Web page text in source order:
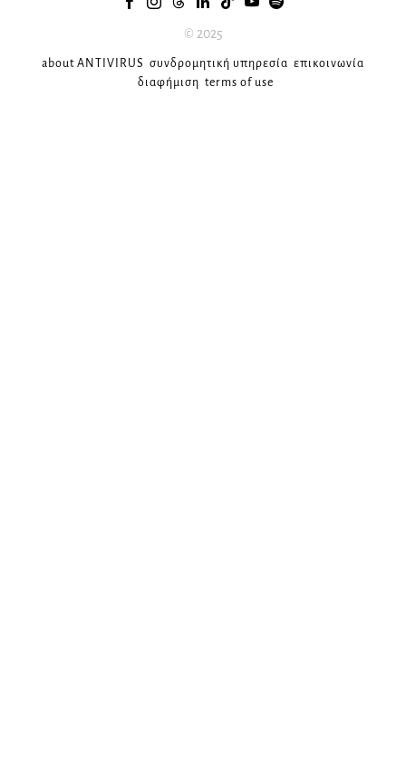
© 2025
about ANTIVIRUS συνδρομητική υπηρεσία επικοινωνία
διαφήμιση terms of use